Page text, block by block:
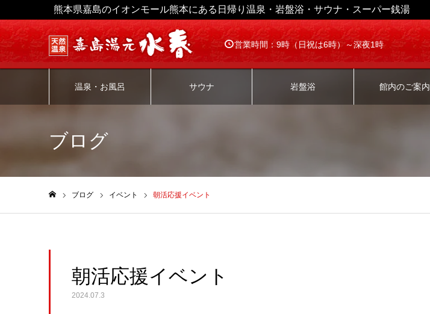
熊本県嘉島のイオンモール熊本にある日帰り温泉・岩盤浴・サウナ・スーパー銭湯
営業時間：9時（日祝は6時）～深夜1時
温泉・お風呂 サウナ 岩盤浴 館内のご案内
ブログ
ブログ イベント 朝活応援イベント
朝活応援イベント
2024.07.3